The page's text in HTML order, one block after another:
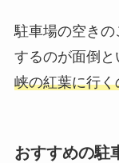
駐車場の空き
するのが面倒と
峡の紅葉に行
おすすめの駐